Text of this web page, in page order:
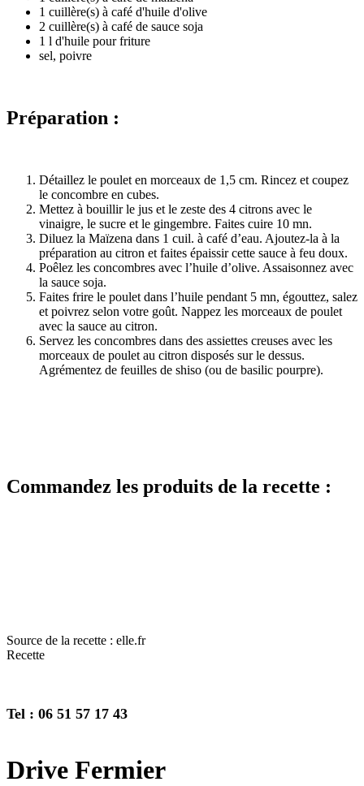
1 cuillère(s) à café d'huile d'olive
2 cuillère(s) à café de sauce soja
1 l d'huile pour friture
sel, poivre
Préparation :
Détaillez le poulet en morceaux de 1,5 cm. Rincez et coupez
le concombre en cubes.
Mettez à bouillir le jus et le zeste des 4 citrons avec le
vinaigre, le sucre et le gingembre. Faites cuire 10 mn.
Diluez la Maïzena dans 1 cuil. à café d’eau. Ajoutez-la à la
préparation au citron et faites épaissir cette sauce à feu doux.
Poêlez les concombres avec l’huile d’olive. Assaisonnez avec
la sauce soja.
Faites frire le poulet dans l’huile pendant 5 mn, égouttez, salez
et poivrez selon votre goût. Nappez les morceaux de poulet
avec la sauce au citron.
Servez les concombres dans des assiettes creuses avec les
morceaux de poulet au citron disposés sur le dessus.
Agrémentez de feuilles de shiso (ou de basilic pourpre).
Commandez les produits de la recette :
Source de la recette : elle.fr
Recette
Tel : 06 51 57 17 43
Drive Fermier